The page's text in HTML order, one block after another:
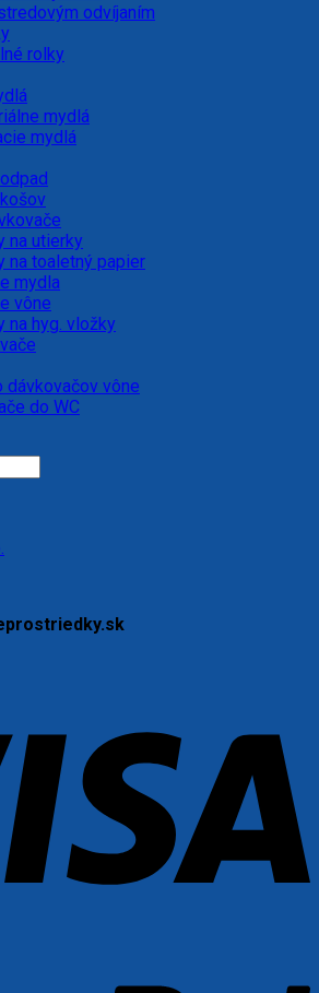
odvíjaním
rolky
mydlá
mydlá
na utierky
na toaletný papier
mydla
vône
na hyg. vložky
dávkovačov vône
do WC